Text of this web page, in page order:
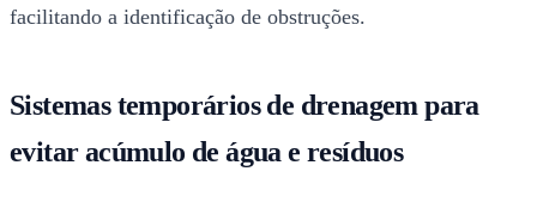
facilitando a identificação de obstruções.
Sistemas temporários de drenagem para
evitar acúmulo de água e resíduos